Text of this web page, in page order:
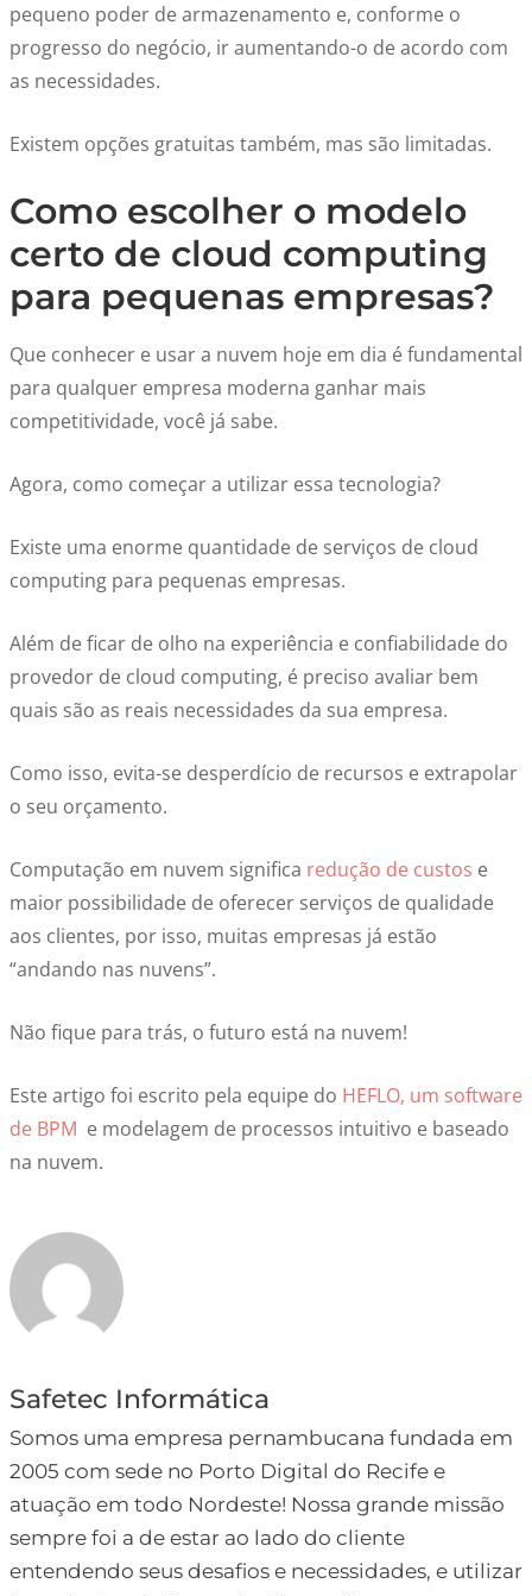
pequeno poder de armazenamento e, conforme o
progresso do negócio, ir aumentando-o de acordo com
as necessidades.
Existem opções gratuitas também, mas são limitadas.
Como escolher o modelo
certo de cloud computing
para pequenas empresas?
Que conhecer e usar a nuvem hoje em dia é fundamental
para qualquer empresa moderna ganhar mais
competitividade, você já sabe.
Agora, como começar a utilizar essa tecnologia?
Existe uma enorme quantidade de serviços de cloud
computing para pequenas empresas.
Além de ficar de olho na experiência e confiabilidade do
provedor de cloud computing, é preciso avaliar bem
quais são as reais necessidades da sua empresa.
Como isso, evita-se desperdício de recursos e extrapolar
o seu orçamento.
Computação em nuvem significa redução de custos e
maior possibilidade de oferecer serviços de qualidade
aos clientes, por isso, muitas empresas já estão
“andando nas nuvens”.
Não fique para trás, o futuro está na nuvem!
Este artigo foi escrito pela equipe do HEFLO, um software
de BPM e modelagem de processos intuitivo e baseado
na nuvem.
Safetec Informática
Somos uma empresa pernambucana fundada em
2005 com sede no Porto Digital do Recife e
atuação em todo Nordeste! Nossa grande missão
sempre foi a de estar ao lado do cliente
entendendo seus desafios e necessidades, e utilizar